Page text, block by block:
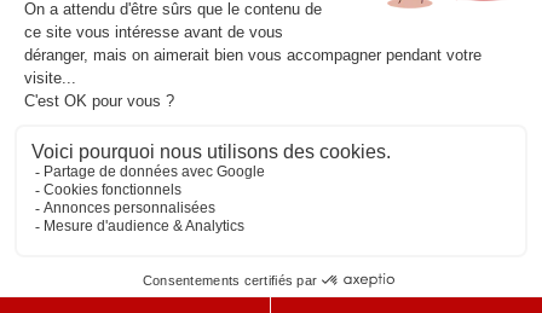
En vous inscrivant à notre newsletter, vous acceptez notre
confidentialité.
Retrouvons-nous sur